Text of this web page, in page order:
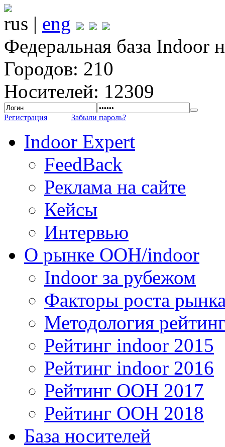
rus | eng
Федеральная база Indoor
Городов: 210
Носителей: 12309
Регистрация Забыли пароль?
Indoor Expert
FeedBack
Реклама на сайте
Кейсы
Интервью
О рынке OOH/indoor
Indoor за рубежом
Факторы роста
Методология
Рейтинг indoor 2015
Рейтинг indoor 2016
Рейтинг OOH 2017
Рейтинг OOH 2018
База носителей